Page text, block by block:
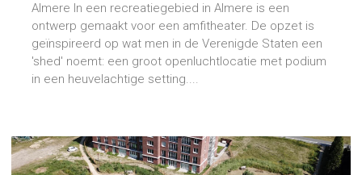
Almere In een recreatiegebied in Almere is een
ontwerp gemaakt voor een amfitheater. De opzet is
geïnspireerd op wat men in de Verenigde Staten een
'shed' noemt: een groot openluchtlocatie met podium
in een heuvelachtige setting....